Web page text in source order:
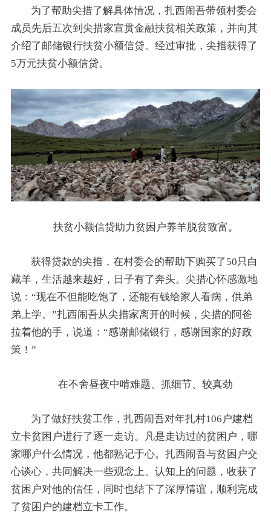
为了帮助尖措了解具体情况，扎西闹吾带领村委会
成员先后五次到尖措家宣贯金融扶贫相关政策，并向其
介绍了邮储银行扶贫小额信贷。经过审批，尖措获得了
5万元扶贫小额信贷。
扶贫小额信贷助力贫困户养羊脱贫致富。
获得贷款的尖措，在村委会的帮助下购买了50只白
藏羊，生活越来越好，日子有了奔头。尖措心怀感激地
说：“现在不但能吃饱了，还能有钱给家人看病，供弟
弟上学。”扎西闹吾从尖措家离开的时候，尖措的阿爸
拉着他的手，说道：“感谢邮储银行，感谢国家的好政
策！”
在不舍昼夜中啃难题、抓细节、较真劲
为了做好扶贫工作，扎西闹吾对年扎村106户建档
立卡贫困户进行了逐一走访。凡是走访过的贫困户，哪
家哪户什么情况，他都熟记于心。扎西闹吾与贫困户交
心谈心，共同解决一些观念上、认知上的问题，收获了
贫困户对他的信任，同时也结下了深厚情谊，顺利完成
了贫困户的建档立卡工作。